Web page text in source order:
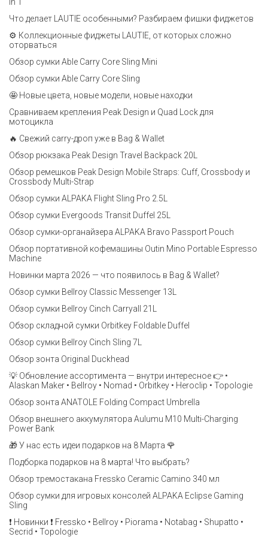
Что делает LAUTIE особенными? Разбираем фишки фиджетов
⚙️ Коллекционные фиджеты LAUTIE, от которых сложно
оторваться
Обзор сумки Able Carry Core Sling Mini
Обзор сумки Able Carry Core Sling
🤩 Новые цвета, новые модели, новые находки
Сравниваем крепления Peak Design и Quad Lock для
мотоцикла
🔥 Свежий carry-дроп уже в Bag & Wallet
Обзор рюкзака Peak Design Travel Backpack 20L
Обзор ремешков Peak Design Mobile Straps: Cuff, Crossbody и
Crossbody Multi-Strap
Обзор сумки ALPAKA Flight Sling Pro 2.5L
Обзор сумки Evergoods Transit Duffel 25L
Обзор сумки-органайзера ALPAKA Bravo Passport Pouch
Обзор портативной кофемашины Outin Mino Portable Espresso
Machine
Новинки марта 2026 — что появилось в Bag & Wallet?
Обзор сумки Bellroy Classic Messenger 13L
Обзор сумки Bellroy Cinch Carryall 21L
Обзор складной сумки Orbitkey Foldable Duffel
Обзор сумки Bellroy Cinch Sling 7L
Обзор зонта Original Duckhead
💡 Обновление ассортимента — внутри интересное 👉 •
Alaskan Maker • Bellroy • Nomad • Orbitkey • Heroclip • Topologie
Обзор зонта ANATOLE Folding Compact Umbrella
Обзор внешнего аккумулятора Aulumu M10 Multi-Charging
Power Bank
🎁 У нас есть идеи подарков на 8 Марта 🌹
Подборка подарков на 8 марта! Что выбрать?
Обзор тремостакана Fressko Ceramic Camino 340 мл
Обзор сумки для игровых консолей ALPAKA Eclipse Gaming
Sling
❗️ Новинки ❗️ Fressko • Bellroy • Piorama • Notabag • Shupatto •
Secrid • Topologie